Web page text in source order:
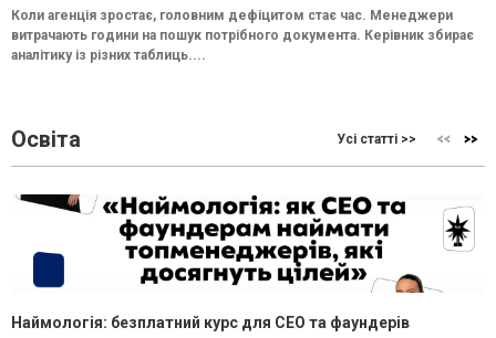
Коли агенція зростає, головним дефіцитом стає час. Менеджери
витрачають години на пошук потрібного документа. Керівник збирає
аналітику із різних таблиць....
Освіта Усі статті >>
Наймологія: безплатний курс для CEO та фаундерів